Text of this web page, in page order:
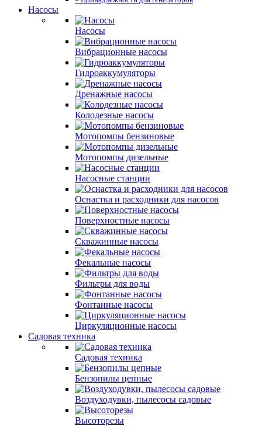
Насосы
Насосы
Вибрационные насосы
Гидроаккумуляторы
Дренажные насосы
Колодезные насосы
Мотопомпы бензиновые
Мотопомпы дизельные
Насосные станции
Оснастка и расходники для насосов
Поверхностные насосы
Скважинные насосы
Фекальные насосы
Фильтры для воды
Фонтанные насосы
Циркуляционные насосы
Садовая техника
Садовая техника
Бензопилы цепные
Воздуходувки, пылесосы садовые
Высоторезы